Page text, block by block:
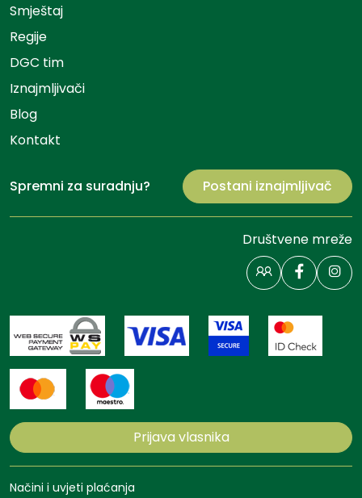
Smještaj
Regije
DGC tim
Iznajmljivači
Blog
Kontakt
Spremni za suradnju? Postani iznajmljivač
Društvene mreže
Prijava vlasnika
Načini i uvjeti plaćanja